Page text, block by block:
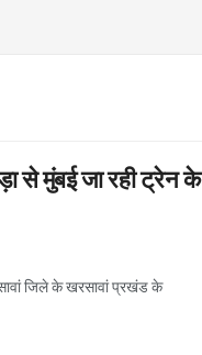
से मुंबई जा रही ट्रेन के
जिले के खरसावां प्रखंड के